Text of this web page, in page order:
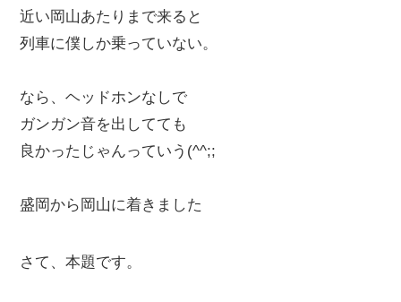
近い岡山あたりまで来ると
列車に僕しか乗っていない。
なら、ヘッドホンなしで
ガンガン音を出してても
良かったじゃんっていう(^^;;
盛岡から岡山に着きました
さて、本題です。